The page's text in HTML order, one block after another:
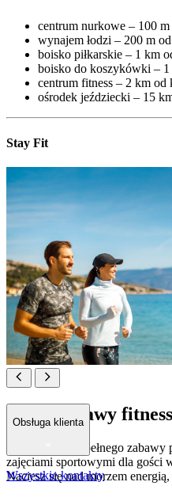
centrum nurkowe – 100
wynajem łodzi – 200 m
boisko piłkarskie – 1 km
boisko do koszykówki –
centrum fitness – 2 km od
ośrodek jeździecki – 15
Stay Fit
Pełen zabawy
Przyłącz się do pełnego
zajęciami sportowymi dla gości
Naciesz się nad morzem
Obsługa klienta
Wszystkie kontakty